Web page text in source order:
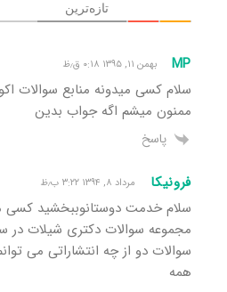
تازه‌ترین
MP بهمن ۱۱, ۱۳۹۵ ۰:۱۸ ق٫ظ
سلام کسی میدونه منابع سوالات
ممنون میشم اگه جواب بدین
پاسخ
فرونیکا مرداد ۸, ۱۳۹۴ ۳:۲۲ ب٫ظ
سلام خدمت دوستانوببخشید
مجموعه سوالات دکتری شیلات در
سوالات دو از چه انتشاراتی می
همه